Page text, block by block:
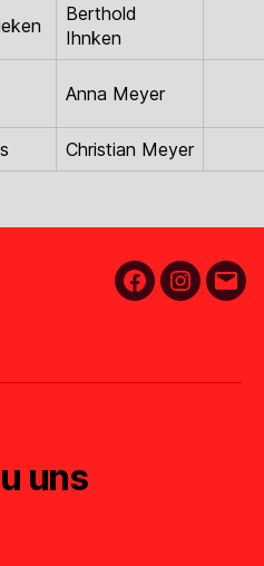
Berthold
Ihnken
Anna Meyer
Christian Meyer
FacebookE-
uns